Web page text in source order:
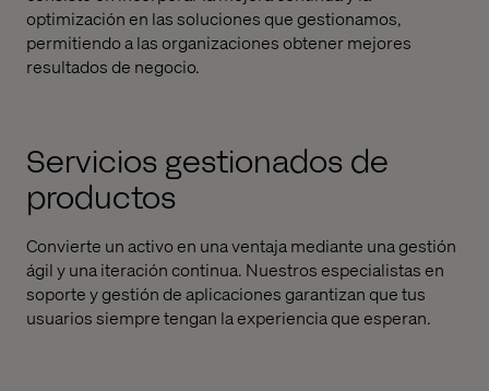
optimización en las soluciones que gestionamos,
permitiendo a las organizaciones obtener mejores
resultados de negocio.
Servicios gestionados de
productos
Convierte un activo en una ventaja mediante una gestión
ágil y una iteración continua. Nuestros especialistas en
soporte y gestión de aplicaciones garantizan que tus
usuarios siempre tengan la experiencia que esperan.